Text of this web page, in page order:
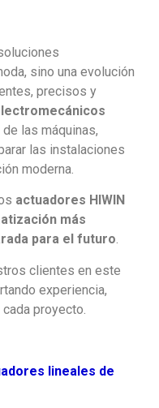
sino una evolución
precisos y
las máquinas,
las instalaciones
moderna.
actuadores HIWIN
más
para el futuro.
clientes en este
experiencia,
proyecto.
lineales de